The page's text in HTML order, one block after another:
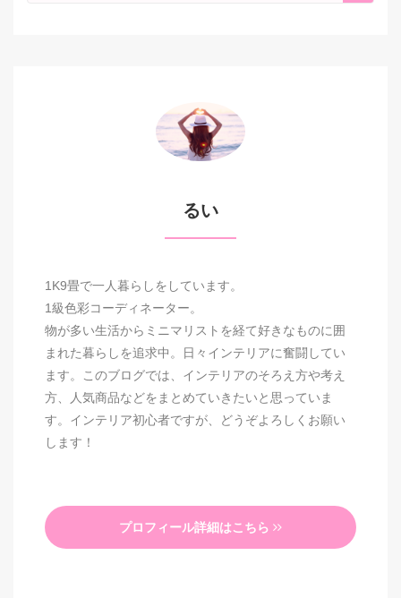
るい
1K9畳で一人暮らしをしています。
1級色彩コーディネーター。
物が多い生活からミニマリストを経て好きなものに囲
まれた暮らしを追求中。日々インテリアに奮闘してい
ます。このブログでは、インテリアのそろえ方や考え
方、人気商品などをまとめていきたいと思っていま
す。インテリア初心者ですが、どうぞよろしくお願い
します！
プロフィール詳細はこちら